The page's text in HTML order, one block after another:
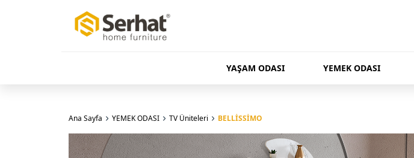
YAŞAM ODASI YEMEK ODASI
Ana Sayfa YEMEK ODASI TV Üniteleri BELLİSSİMO